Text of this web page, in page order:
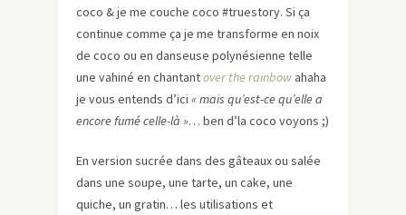
coco & je me couche coco #truestory. Si ça
continue comme ça je me transforme en noix
de coco ou en danseuse polynésienne telle
une vahiné en chantantover the rainbow ahaha
je vous entends d’ici « mais qu’est-ce qu’elle a
encore fumé celle-là »… ben d’la coco voyons ;)
En version sucrée dans des gâteaux ou salée
dans une soupe, une tarte, un cake, une
quiche, un gratin… les utilisations et